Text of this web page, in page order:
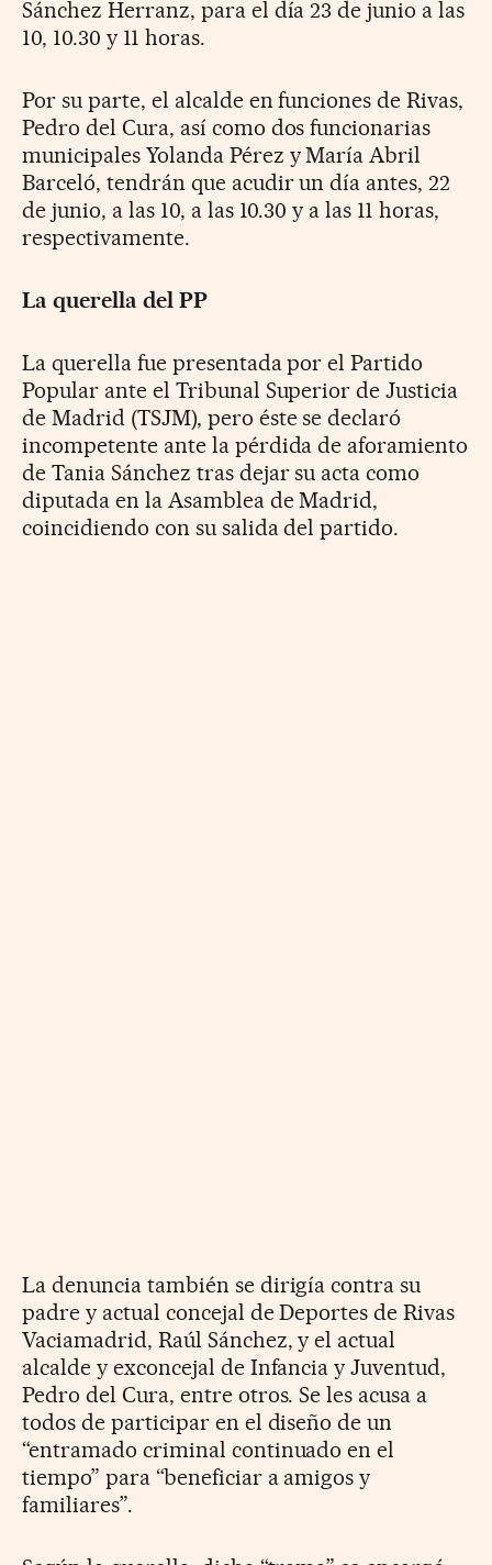
Sánchez Herranz, para el día 23 de junio a las
10, 10.30 y 11 horas.
Por su parte, el alcalde en funciones de Rivas,
Pedro del Cura, así como dos funcionarias
municipales Yolanda Pérez y María Abril
Barceló, tendrán que acudir un día antes, 22
de junio, a las 10, a las 10.30 y a las 11 horas,
respectivamente.
La querella del PP
La querella fue presentada por el Partido
Popular ante el Tribunal Superior de Justicia
de Madrid (TSJM), pero éste se declaró
incompetente ante la pérdida de aforamiento
de Tania Sánchez tras dejar su acta como
diputada en la Asamblea de Madrid,
coincidiendo con su salida del partido.
La denuncia también se dirigía contra su
padre y actual concejal de Deportes de Rivas
Vaciamadrid, Raúl Sánchez, y el actual
alcalde y exconcejal de Infancia y Juventud,
Pedro del Cura, entre otros. Se les acusa a
todos de participar en el diseño de un
“entramado criminal continuado en el
tiempo” para “beneficiar a amigos y
familiares”.